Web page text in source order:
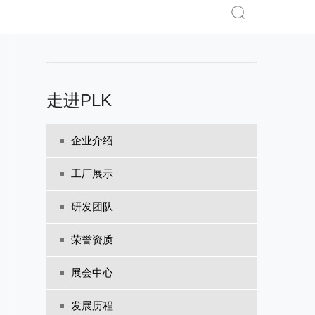
走进PLK
企业介绍
工厂展示
研发团队
荣誉资质
展会中心
发展历程